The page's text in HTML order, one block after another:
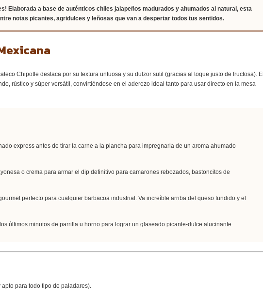
Elaborada a base de auténticos chiles jalapeños madurados y ahumados al natural, esta
notas picantes, agridulces y leñosas que van a despertar todos tus sentidos.
Chipotle destaca por su textura untuosa y su dulzor sutil (gracias al toque justo de fructosa). El
rústico y súper versátil, convirtiéndose en el aderezo ideal tanto para usar directo en la mesa
express antes de tirar la carne a la plancha para impregnarla de un aroma ahumado
o crema para armar el dip definitivo para camarones rebozados, bastoncitos de
perfecto para cualquier barbacoa industrial. Va increíble arriba del queso fundido y el
últimos minutos de parrilla u horno para lograr un glaseado picante-dulce alucinante.
para todo tipo de paladares).